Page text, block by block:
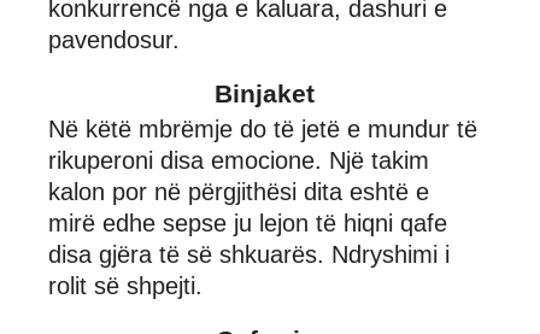
konkurrencë nga e kaluara, dashuri e
pavendosur.
Binjaket
Në këtë mbrëmje do të jetë e mundur të
rikuperoni disa emocione. Një takim
kalon por në përgjithësi dita eshtë e
mirë edhe sepse ju lejon të hiqni qafe
disa gjëra të së shkuarës. Ndryshimi i
rolit së shpejti.